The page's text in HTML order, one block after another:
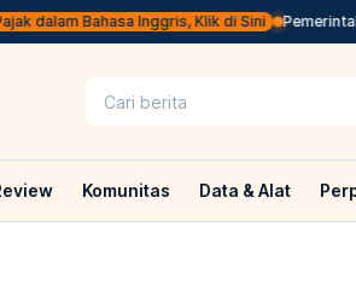
dalam Bahasa Inggris, Klik di Sini Pemerintah
Komunitas Data & Alat